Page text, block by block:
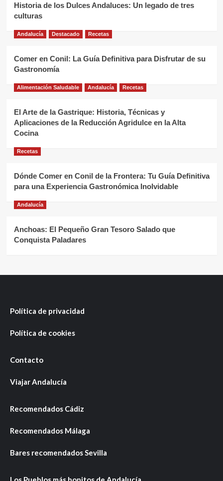
Historia de los Dulces Andaluces: Un legado de tres
culturas
Andalucía Destacado Recetas
Comer en Conil: La Guía Definitiva para Disfrutar de su
Gastronomía
Alimentación Saludable Andalucía Recetas
El Arte de la Gastrique: Historia, Técnicas y
Aplicaciones de la Reducción Agridulce en la Alta
Cocina
Recetas
Dónde Comer en Conil de la Frontera: Tu Guía Definitiva
para una Experiencia Gastronómica Inolvidable
Andalucía
Anchoas: El Pequeño Gran Tesoro Salado que
Conquista Paladares
Política de privacidad
Política de cookies
Contacto
Viajar Andalucía
Recomendados Cádiz
Recomendados Málaga
Bares recomendados Sevilla